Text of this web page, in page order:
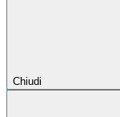
Chiudi